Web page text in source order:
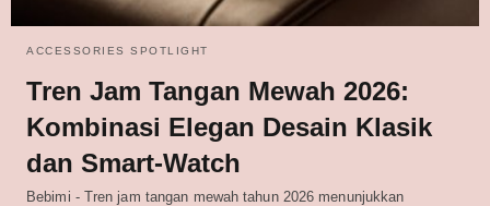
ACCESSORIES SPOTLIGHT
Tren Jam Tangan Mewah 2026:
Kombinasi Elegan Desain Klasik
dan Smart-Watch
Bebimi - Tren jam tangan mewah tahun 2026 menunjukkan